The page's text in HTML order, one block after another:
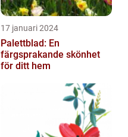
17 januari 2024
Palettblad: En
färgsprakande skönhet
för ditt hem